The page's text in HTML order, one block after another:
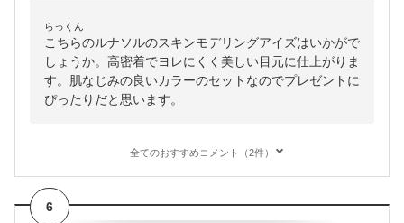
らっくん
こちらのルナソルのスキンモデリングアイズはいかがで
しょうか。高密着でヨレにくく美しい目元に仕上がりま
す。肌なじみの良いカラーのセットなのでプレゼントに
ぴったりだと思います。
全てのおすすめコメント（2件）
6